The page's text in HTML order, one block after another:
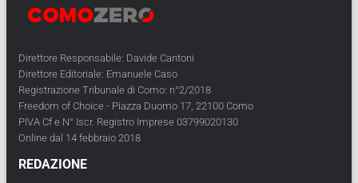
Direttore Responsabile: Davide Cantoni
Direttore Editoriale: Emanuele Caso
Registrazione Tribunale di Como: n°2/2018
Freedom of Choice - Piazza Duomo 17, 22100 Como
PIVA Cf e N° Iscr. Registro Imprese 03799020130
Online dal 14 febbraio 2018
REDAZIONE